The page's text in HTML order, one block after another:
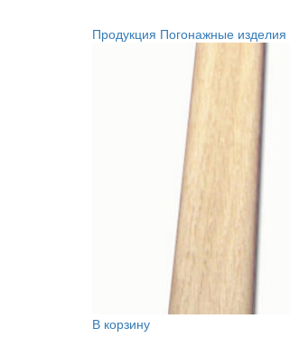
Продукция Погонажные изделия
В корзину